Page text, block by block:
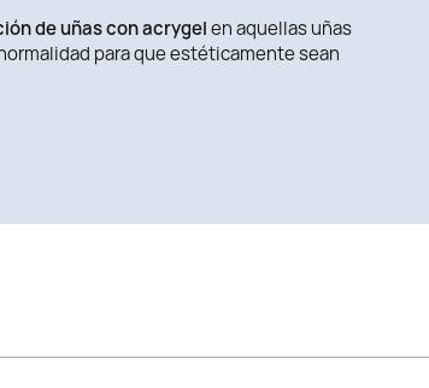
de uñas con acrygelen aquellas uñas
para que estéticamente sean